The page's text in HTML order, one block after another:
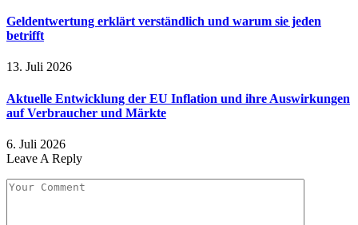
Geldentwertung erklärt verständlich und warum sie jeden
betrifft
13. Juli 2026
Aktuelle Entwicklung der EU Inflation und ihre Auswirkungen
auf Verbraucher und Märkte
6. Juli 2026
Leave A Reply